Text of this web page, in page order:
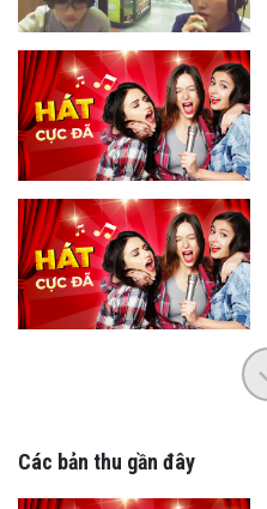
Các bản thu gần đây